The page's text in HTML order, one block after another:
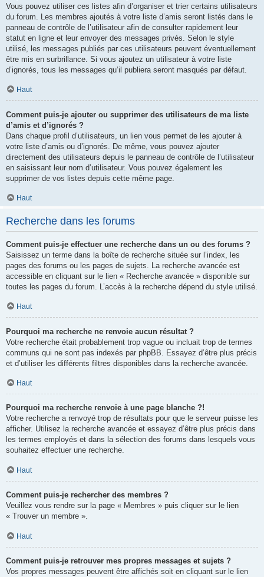
Vous pouvez utiliser ces listes afin d’organiser et trier certains utilisateurs
du forum. Les membres ajoutés à votre liste d’amis seront listés dans le
panneau de contrôle de l’utilisateur afin de consulter rapidement leur
statut en ligne et leur envoyer des messages privés. Selon le style
utilisé, les messages publiés par ces utilisateurs peuvent éventuellement
être mis en surbrillance. Si vous ajoutez un utilisateur à votre liste
d’ignorés, tous les messages qu’il publiera seront masqués par défaut.
Haut
Comment puis-je ajouter ou supprimer des utilisateurs de ma liste
d’amis et d’ignorés ?
Dans chaque profil d’utilisateurs, un lien vous permet de les ajouter à
votre liste d’amis ou d’ignorés. De même, vous pouvez ajouter
directement des utilisateurs depuis le panneau de contrôle de l’utilisateur
en saisissant leur nom d’utilisateur. Vous pouvez également les
supprimer de vos listes depuis cette même page.
Haut
Recherche dans les forums
Comment puis-je effectuer une recherche dans un ou des forums ?
Saisissez un terme dans la boîte de recherche située sur l’index, les
pages des forums ou les pages de sujets. La recherche avancée est
accessible en cliquant sur le lien « Recherche avancée » disponible sur
toutes les pages du forum. L’accès à la recherche dépend du style utilisé.
Haut
Pourquoi ma recherche ne renvoie aucun résultat ?
Votre recherche était probablement trop vague ou incluait trop de termes
communs qui ne sont pas indexés par phpBB. Essayez d’être plus précis
et d’utiliser les différents filtres disponibles dans la recherche avancée.
Haut
Pourquoi ma recherche renvoie à une page blanche ?!
Votre recherche a renvoyé trop de résultats pour que le serveur puisse les
afficher. Utilisez la recherche avancée et essayez d’être plus précis dans
les termes employés et dans la sélection des forums dans lesquels vous
souhaitez effectuer une recherche.
Haut
Comment puis-je rechercher des membres ?
Veuillez vous rendre sur la page « Membres » puis cliquer sur le lien
« Trouver un membre ».
Haut
Comment puis-je retrouver mes propres messages et sujets ?
Vos propres messages peuvent être affichés soit en cliquant sur le lien